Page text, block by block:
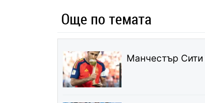
Още по темата
Манчестър Сити